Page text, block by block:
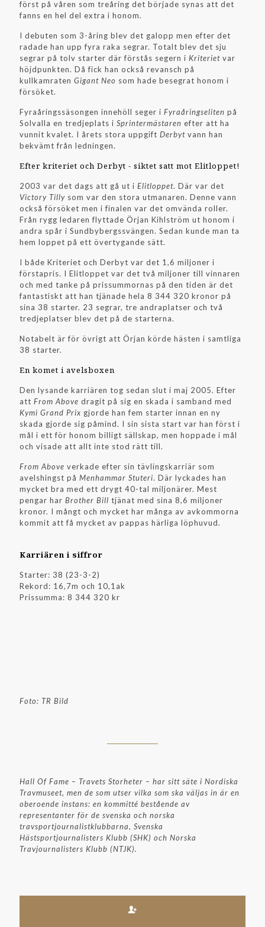
först på våren som treåring det började synas att det
fanns en hel del extra i honom.
I debuten som 3-åring blev det galopp men efter det
radade han upp fyra raka segrar. Totalt blev det sju
segrar på tolv starter där förstås segern i Kriteriet var
höjdpunkten. Då fick han också revansch på
kullkamraten Gigant Neo som hade besegrat honom i
försöket.
Fyraåringssäsongen innehöll seger i Fyraåringseliten på
Solvalla en tredjeplats i Sprintermästaren efter att ha
vunnit kvalet. I årets stora uppgift Derbyt vann han
bekvämt från ledningen.
Efter kriteriet och Derbyt - siktet satt mot Elitloppet!
2003 var det dags att gå ut i Elitloppet. Där var det
Victory Tilly som var den stora utmanaren. Denne vann
också försöket men i finalen var det omvända roller.
Från rygg ledaren flyttade Örjan Kihlström ut honom i
andra spår i Sundbybergssvängen. Sedan kunde man ta
hem loppet på ett övertygande sätt.
I både Kriteriet och Derbyt var det 1,6 miljoner i
förstapris. I Elitloppet var det två miljoner till vinnaren
och med tanke på prissummornas på den tiden är det
fantastiskt att han tjänade hela 8 344 320 kronor på
sina 38 starter. 23 segrar, tre andraplatser och två
tredjeplatser blev det på de starterna.
Notabelt är för övrigt att Örjan körde hästen i samtliga
38 starter.
En komet i avelsboxen
Den lysande karriären tog sedan slut i maj 2005. Efter
att From Above dragit på sig en skada i samband med
Kymi Grand Prix gjorde han fem starter innan en ny
skada gjorde sig påmind. I sin sista start var han först i
mål i ett för honom billigt sällskap, men hoppade i mål
och visade att allt inte stod rätt till.
From Above verkade efter sin tävlingskarriär som
avelshingst på Menhammar Stuteri. Där lyckades han
mycket bra med ett drygt 40-tal miljonärer. Mest
pengar har Brother Bill tjänat med sina 8,6 miljoner
kronor. I mångt och mycket har många av avkommorna
kommit att få mycket av pappas härliga löphuvud.
Karriären i siffror
Starter: 38 (23-3-2)
Rekord: 16,7m och 10,1ak
Prissumma: 8 344 320 kr
Foto: TR Bild
Hall Of Fame – Travets Storheter – har sitt säte i Nordiska
Travmuseet, men de som utser vilka som ska väljas in är en
oberoende instans: en kommitté bestående av
representanter för de svenska och norska
travsportjournalistklubbarna, Svenska
Hästsportjournalisters Klubb (SHK) och Norska
Travjournalisters Klubb (NTJK).